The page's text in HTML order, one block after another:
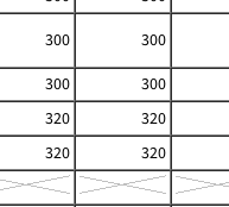
300 300
300 300
320 320
320 320